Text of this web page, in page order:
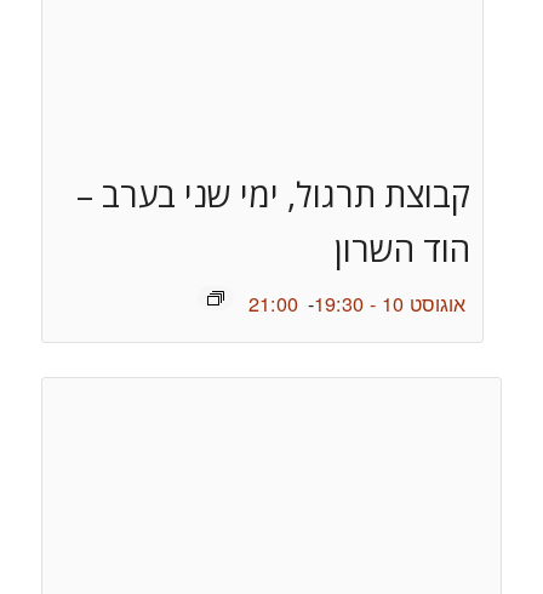
קבוצת תרגול, ימי שני בערב –
הוד השרון
אוגוסט 10 - 19:30 -
21:00